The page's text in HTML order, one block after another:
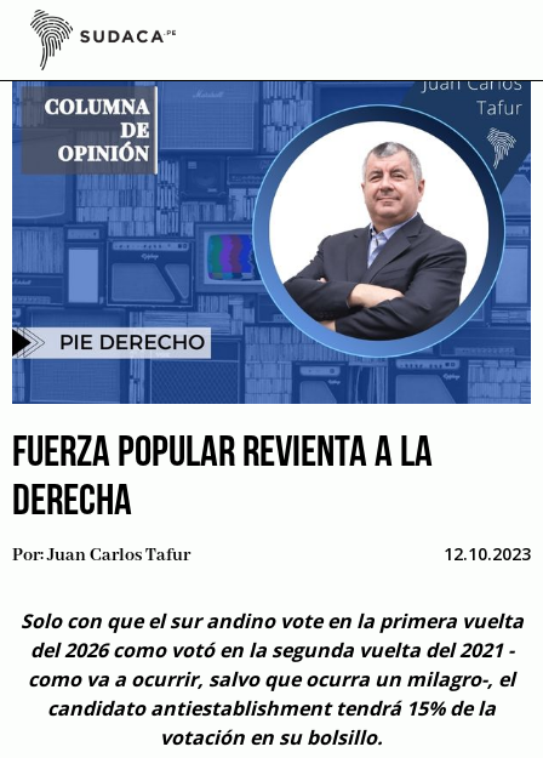
Skip
content
FUERZA POPULAR REVIENTA A LA
DERECHA
Por:Juan Carlos Tafur 12.10.2023
Solo con que el sur andino vote en la primera vuelta
del 2026 como votó en la segunda vuelta del 2021 -
como va a ocurrir, salvo que ocurra un milagro-, el
candidato antiestablishment tendrá 15% de la
votación en su bolsillo.